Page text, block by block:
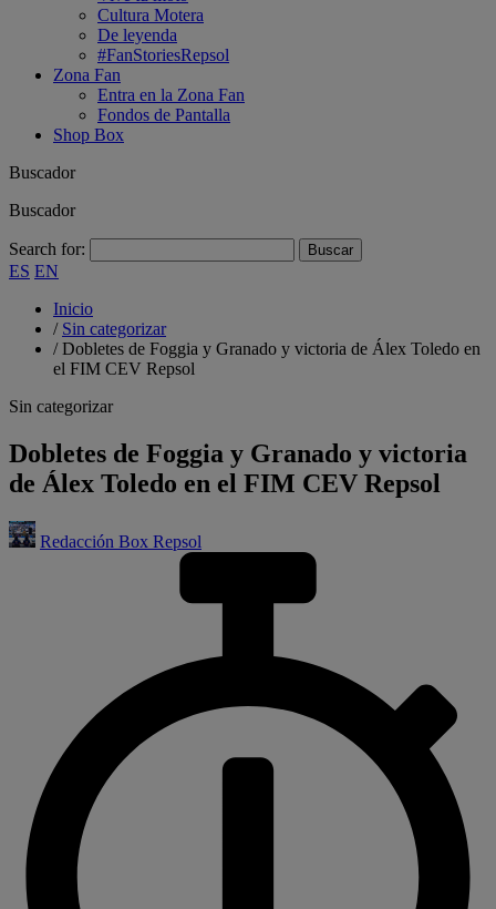
Cultura Motera
De leyenda
#FanStoriesRepsol
Zona Fan
Entra en la Zona Fan
Fondos de Pantalla
Shop Box
Buscador
Buscador
Search for:
ES EN
Inicio
/ Sin categorizar
/Dobletes de Foggia y Granado y victoria de Álex Toledo en
el FIM CEV Repsol
Sin categorizar
Dobletes de Foggia y Granado y victoria
de Álex Toledo en el FIM CEV Repsol
Redacción Box Repsol